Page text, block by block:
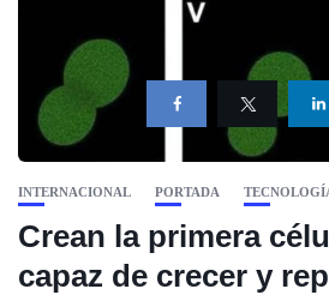
INTERNACIONAL PORTADA
Crean la primera
capaz de crecer y